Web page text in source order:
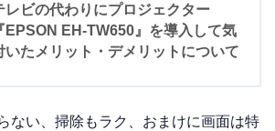
レビの代わりにプロジェクター
EPSON EH-TW650』を導入して気
いたメリット・デメリットについて
ない、掃除もラク、おまけに画面は特